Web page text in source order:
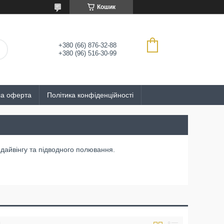
Кошик
+380 (66) 876-32-88
+380 (96) 516-30-99
оферта Політика конфіденційності
дайвінгу та підводного полювання.